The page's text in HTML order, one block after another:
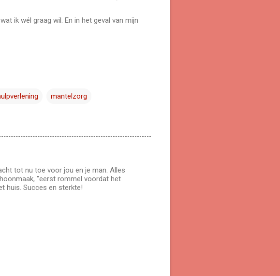
ik wél graag wil. En in het geval van mijn
mantelzorg
tot nu toe voor jou en je man. Alles
"eerst rommel voordat het
huis. Succes en sterkte!